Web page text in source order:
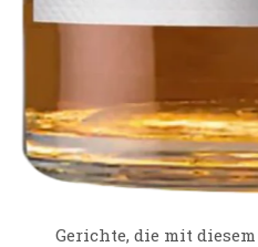
Gerichte, die mit